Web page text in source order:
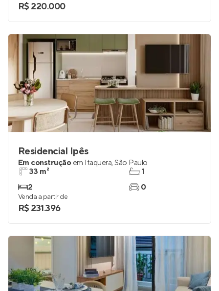
R$ 220.000
Residencial Ipês
Em construção em Itaquera,São Paulo
33 m²
2
1
0
Venda a partir de
R$ 231.396